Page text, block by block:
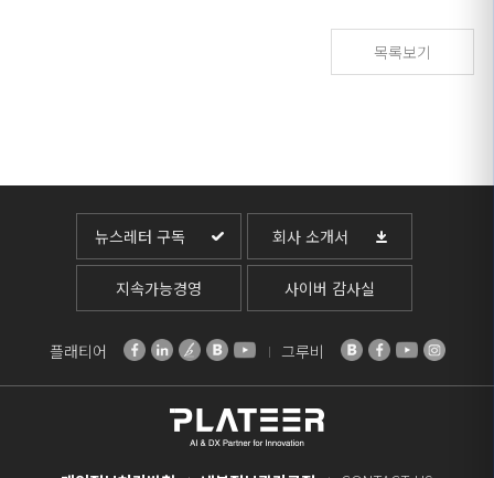
목록보기
뉴스레터 구독 회사 소개서
지속가능경영 사이버 감사실
플래티어 그루비